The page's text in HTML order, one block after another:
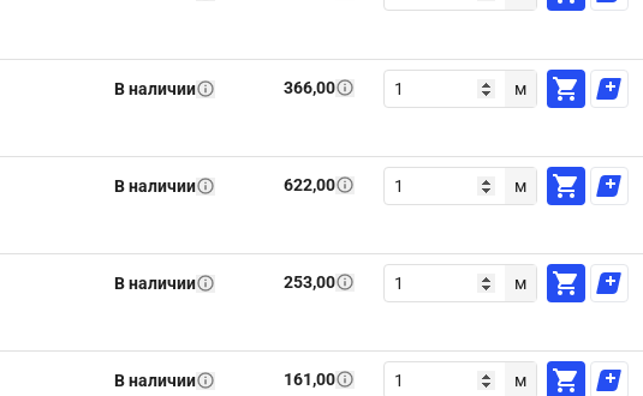
В наличии 366,00 м
В наличии 622,00 м
В наличии 253,00 м
В наличии 161,00 м